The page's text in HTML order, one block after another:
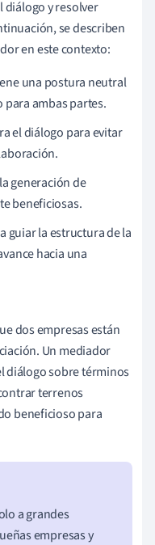
diálogo y resolver
se describen
en este contexto:
una postura neutral
ambas partes.
el diálogo para evitar
generación de
beneficiosas.
guiar la estructura de la
hacia una
dos empresas están
Un mediador
diálogo sobre términos
terrenos
beneficioso para
a grandes
empresas y